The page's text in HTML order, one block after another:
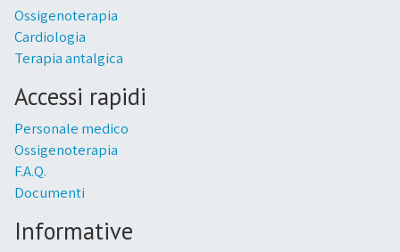
Ossigenoterapia
Cardiologia
Terapia antalgica
Accessi rapidi
Personale medico
Ossigenoterapia
F.A.Q.
Documenti
Informative